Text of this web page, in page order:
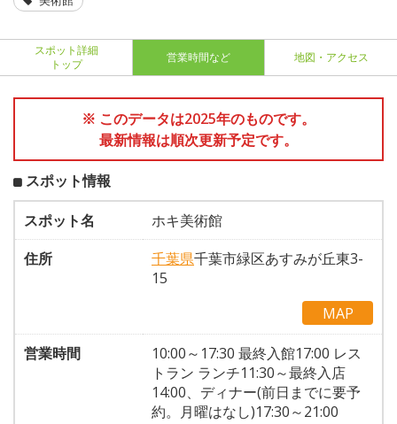
スポット詳細
トップ
営業時間など 地図・アクセス
※ このデータは2025年のものです。
最新情報は順次更新予定です。
スポット情報
スポット名
ホキ美術館
住所
千葉県千葉市緑区あすみが丘東3-
15
MAP
営業時間
10:00～17:30 最終入館17:00 レス
トラン ランチ11:30～最終入店
14:00、ディナー(前日までに要予
約。月曜はなし)17:30～21:00